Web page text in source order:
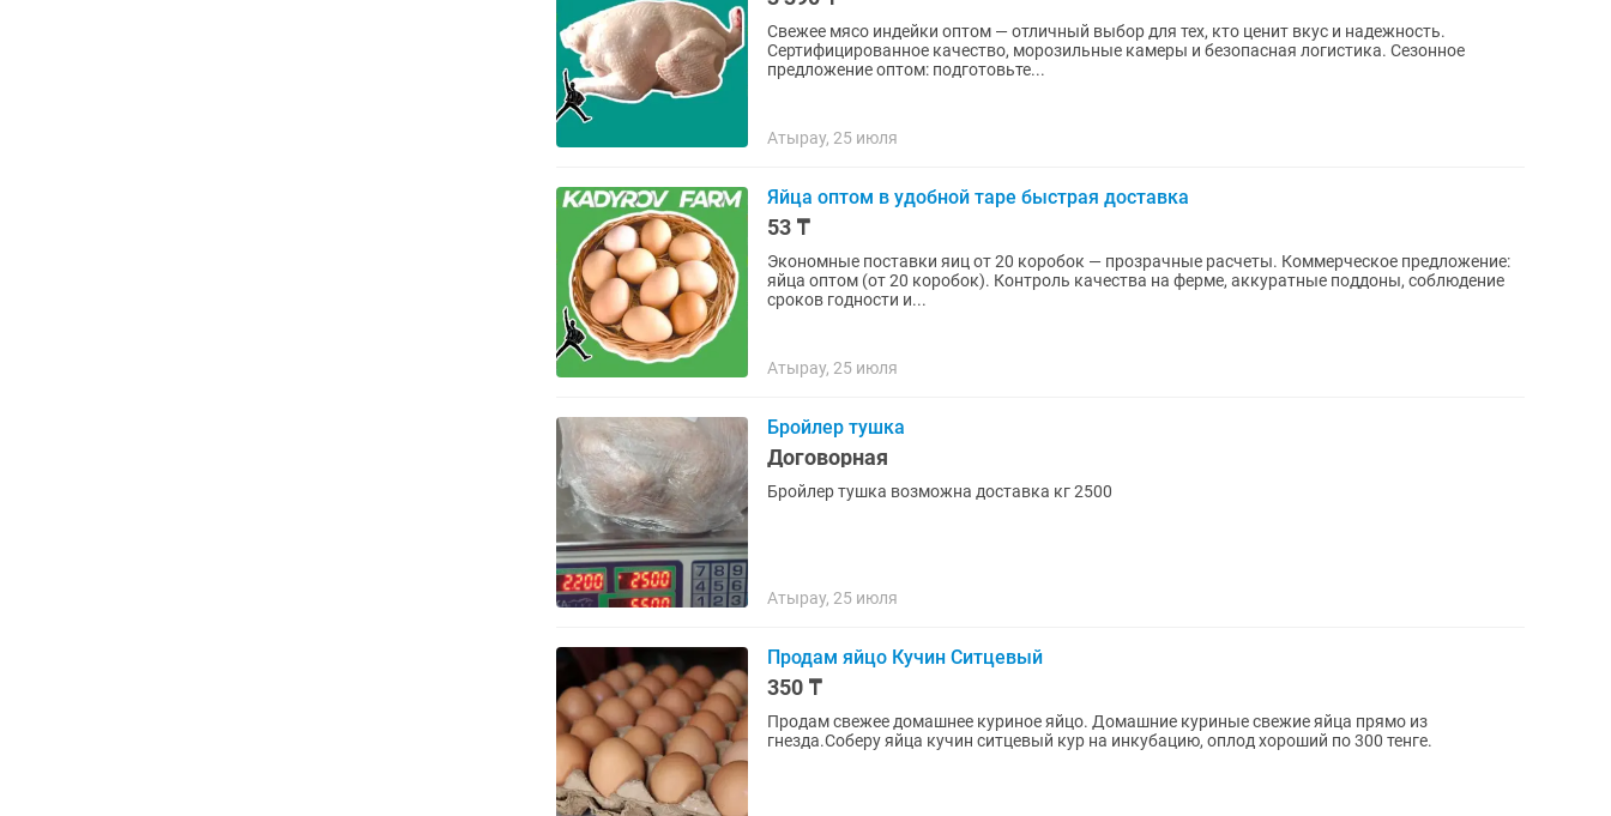
Свежее мясо индейки оптом — отличный выбор для тех, кто ценит вкус и надежность.
Сертифицированное качество, морозильные камеры и безопасная логистика. Сезонное
предложение оптом: подготовьте...
Атырау, 25 июля
Яйца оптом в удобной таре быстрая доставка
53 ₸
Экономные поставки яиц от 20 коробок — прозрачные расчеты. Коммерческое предложение:
яйца оптом (от 20 коробок). Контроль качества на ферме, аккуратные поддоны, соблюдение
сроков годности и...
Атырау, 25 июля
Бройлер тушка
Договорная
Бройлер тушка возможна доставка кг 2500
Атырау, 25 июля
Продам яйцо Кучин Ситцевый
350 ₸
Продам свежее домашнее куриное яйцо. Домашние куриные свежие яйца прямо из
гнезда.Соберу яйца кучин ситцевый кур на инкубацию, оплод хороший по 300 тенге.